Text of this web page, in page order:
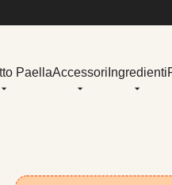
PaellaAccessori Ingredienti